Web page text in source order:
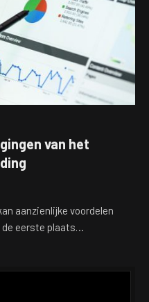
van het
aanzienlijke voordelen
de eerste plaats…